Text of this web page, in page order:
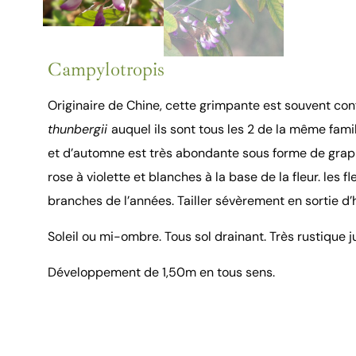
Campylotropis
Originaire de Chine, cette grimpante est souvent
thunbergiiauquel ils sont tous les 2 de la même
et d’automne est très abondante sous forme de
rose à violette et blanches à la base de la fleur. les
branches de l’années. Tailler sévèrement en sortie
Soleil ou mi-ombre. Tous sol drainant. Très rustique
Développement de 1,50m en tous sens.